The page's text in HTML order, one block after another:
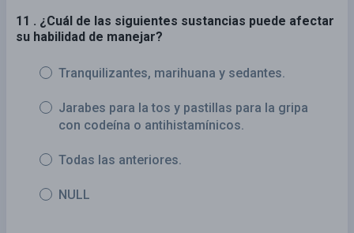
11 . ¿Cuál de las siguientes sustancias puede afectar
su habilidad de manejar?
Tranquilizantes, marihuana y sedantes.
Jarabes para la tos y pastillas para la gripa
con codeína o antihistamínicos.
Todas las anteriores.
NULL